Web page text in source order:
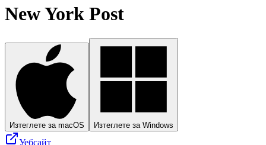
New York Post
Изтеглете за macOS Изтеглете за Windows
Уебсайт